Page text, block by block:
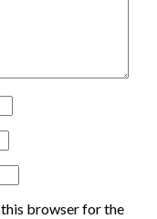
this browser for the